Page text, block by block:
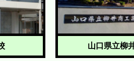
山口県立柳